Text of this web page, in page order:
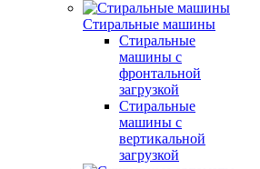
Стиральные машины
Стиральные
машины с
фронтальной
загрузкой
Стиральные
машины с
вертикальной
загрузкой